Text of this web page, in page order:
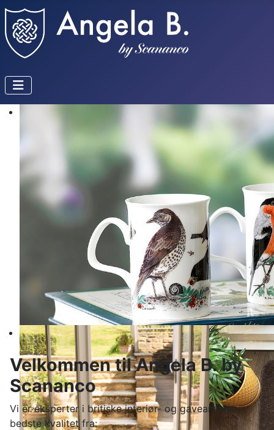
Velkommen til Angela B. by
Scananco
Vi er eksperter i britiske interiør- og gaveartikler i
bedste kvalitet fra: